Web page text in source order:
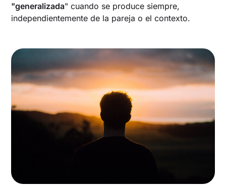
"generalizada" cuando se produce siempre,
independientemente de la pareja o el contexto.